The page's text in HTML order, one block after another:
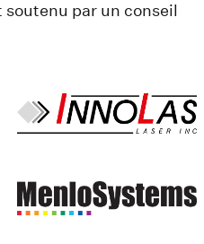
par un conseil